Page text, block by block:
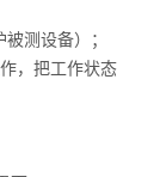
测设备）；
，把工作状态